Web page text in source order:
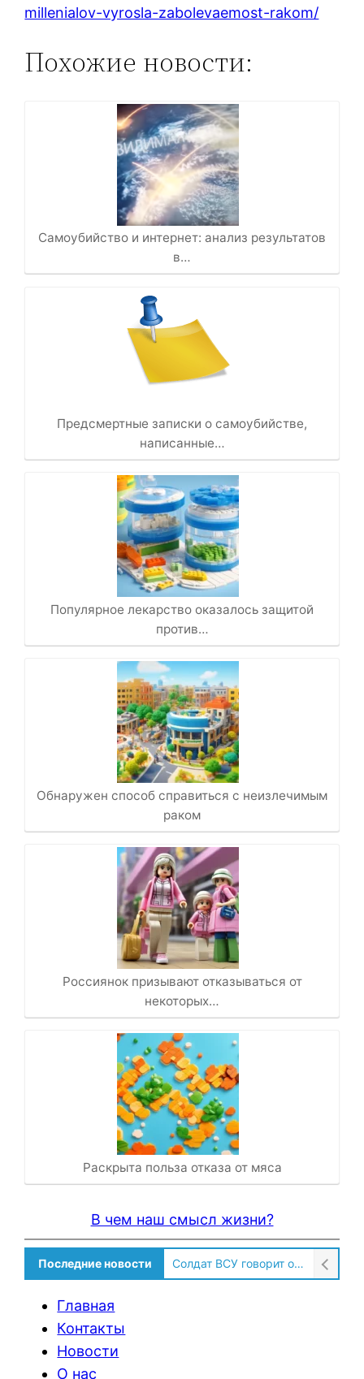
millenialov-vyrosla-zabolevaemost-rakom/
Похожие новости:
Самоубийство и интернет: анализ результатов
в…
Предсмертные записки о самоубийстве,
написанные…
Популярное лекарство оказалось защитой
против…
Обнаружен способ справиться с неизлечимым
раком
Россиянок призывают отказываться от
некоторых…
Раскрыта польза отказа от мяса
В чем наш смысл жизни?
Последние новости Солдат ВСУ говорит о том, чтобы продавали топливо для ремонта техники в Угледаре
Главная
Контакты
Новости
О нас